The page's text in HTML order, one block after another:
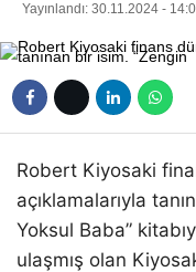
Yayınlandı: 30.11.2024 -
Robert Kiyosaki
açıklamalarıyla
Yoksul Baba”
ulaşmış olan